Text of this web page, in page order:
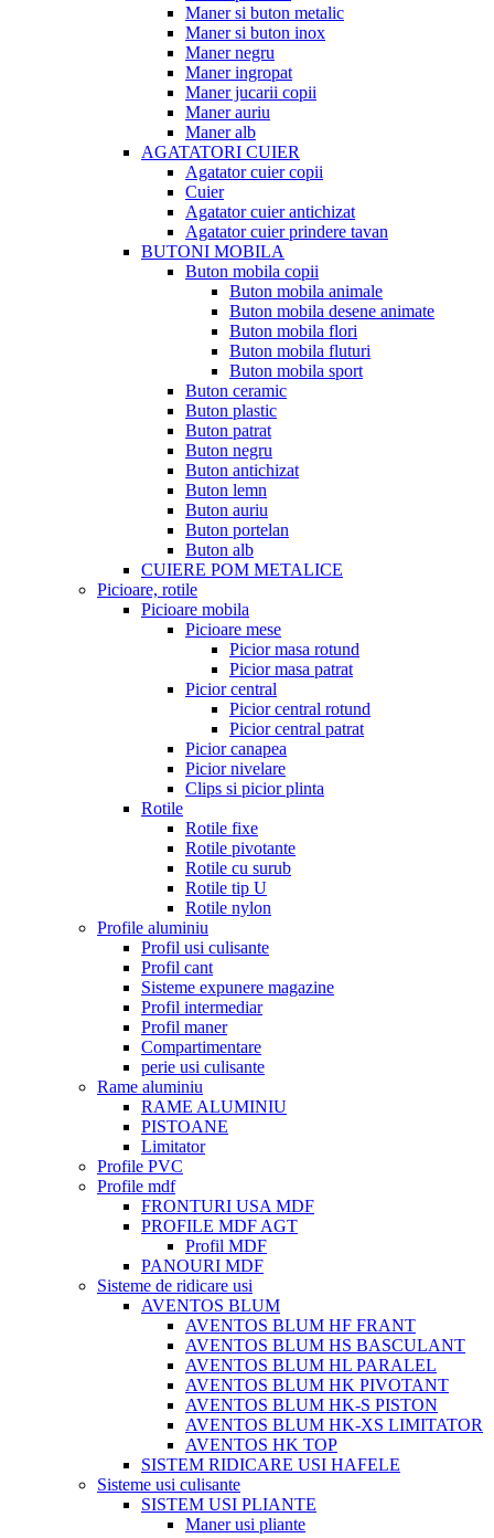
Maner si buton metalic
Maner si buton inox
Maner negru
Maner ingropat
Maner jucarii copii
Maner auriu
Maner alb
AGATATORI CUIER
Agatator cuier copii
Cuier
Agatator cuier antichizat
Agatator cuier prindere tavan
BUTONI MOBILA
Buton mobila copii
Buton mobila animale
Buton mobila desene animate
Buton mobila flori
Buton mobila fluturi
Buton mobila sport
Buton ceramic
Buton plastic
Buton patrat
Buton negru
Buton antichizat
Buton lemn
Buton auriu
Buton portelan
Buton alb
CUIERE POM METALICE
Picioare, rotile
Picioare mobila
Picioare mese
Picior masa rotund
Picior masa patrat
Picior central
Picior central rotund
Picior central patrat
Picior canapea
Picior nivelare
Clips si picior plinta
Rotile
Rotile fixe
Rotile pivotante
Rotile cu surub
Rotile tip U
Rotile nylon
Profile aluminiu
Profil usi culisante
Profil cant
Sisteme expunere magazine
Profil intermediar
Profil maner
Compartimentare
perie usi culisante
Rame aluminiu
RAME ALUMINIU
PISTOANE
Limitator
Profile PVC
Profile mdf
FRONTURI USA MDF
PROFILE MDF AGT
Profil MDF
PANOURI MDF
Sisteme de ridicare usi
AVENTOS BLUM
AVENTOS BLUM HF FRANT
AVENTOS BLUM HS BASCULANT
AVENTOS BLUM HL PARALEL
AVENTOS BLUM HK PIVOTANT
AVENTOS BLUM HK-S PISTON
AVENTOS BLUM HK-XS LIMITATOR
AVENTOS HK TOP
SISTEM RIDICARE USI HAFELE
Sisteme usi culisante
SISTEM USI PLIANTE
Maner usi pliante